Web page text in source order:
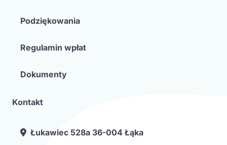
Podziękowania
Regulamin wpłat
Dokumenty
Kontakt
Łukawiec 528a 36-004 Łąka